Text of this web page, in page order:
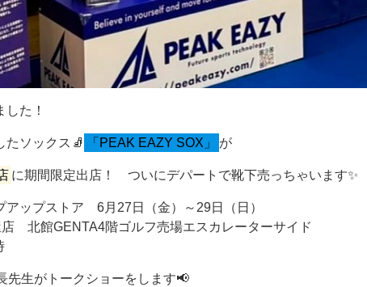
た！
たソックス🧦 「PEAK EAZY SOX」 が
に期間限定出店！ ついにデパートで靴下売っちゃいます✨
アップストア 6月27日（金）～29日（日）
北館GENTA4階ゴルフ売場エスカレーターサイド
先生がトークショーをします📢